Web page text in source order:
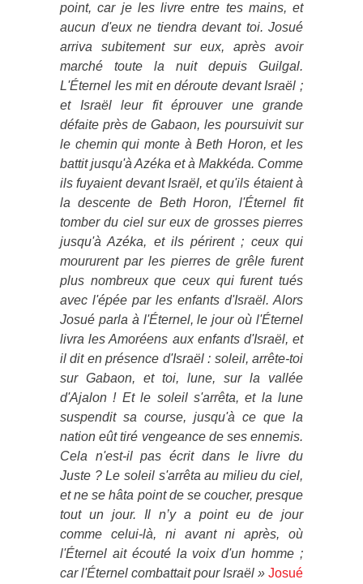
point, car je les livre entre tes mains, et
aucun d'eux ne tiendra devant toi. Josué
arriva subitement sur eux, après avoir
marché toute la nuit depuis Guilgal.
L'Éternel les mit en déroute devant Israël ;
et Israël leur fit éprouver une grande
défaite près de Gabaon, les poursuivit sur
le chemin qui monte à Beth Horon, et les
battit jusqu'à Azéka et à Makkéda. Comme
ils fuyaient devant Israël, et qu'ils étaient à
la descente de Beth Horon, l'Éternel fit
tomber du ciel sur eux de grosses pierres
jusqu'à Azéka, et ils périrent ; ceux qui
moururent par les pierres de grêle furent
plus nombreux que ceux qui furent tués
avec l'épée par les enfants d'Israël. Alors
Josué parla à l'Éternel, le jour où l'Éternel
livra les Amoréens aux enfants d'Israël, et
il dit en présence d'Israël : soleil, arrête-toi
sur Gabaon, et toi, lune, sur la vallée
d'Ajalon ! Et le soleil s'arrêta, et la lune
suspendit sa course, jusqu'à ce que la
nation eût tiré vengeance de ses ennemis.
Cela n'est-il pas écrit dans le livre du
Juste ? Le soleil s'arrêta au milieu du ciel,
et ne se hâta point de se coucher, presque
tout un jour. Il n’y a point eu de jour
comme celui-là, ni avant ni après, où
l'Éternel ait écouté la voix d'un homme ;
car l'Éternel combattait pour Israël » Josué